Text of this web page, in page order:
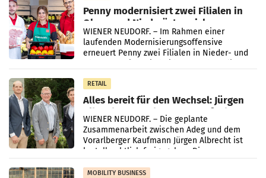
Penny modernisiert zwei Filialen in
Ober- und Niederösterreich
WIENER NEUDORF. – Im Rahmen einer
laufenden Modernisierungsoffensive
erneuert Penny zwei Filialen in Nieder- und
RETAIL
Alles bereit für den Wechsel: Jürgen
Albrecht setzt ab 1.1.2027 auf Adeg
WIENER NEUDORF. – Die geplante
Zusammenarbeit zwischen Adeg und dem
Vorarlberger Kaufmann Jürgen Albrecht ist
kartellrechtlich freigegeben: Die
Bundeswettbewerbsbehörde und der
Bundeskartellanwalt
MOBILITY BUSINESS